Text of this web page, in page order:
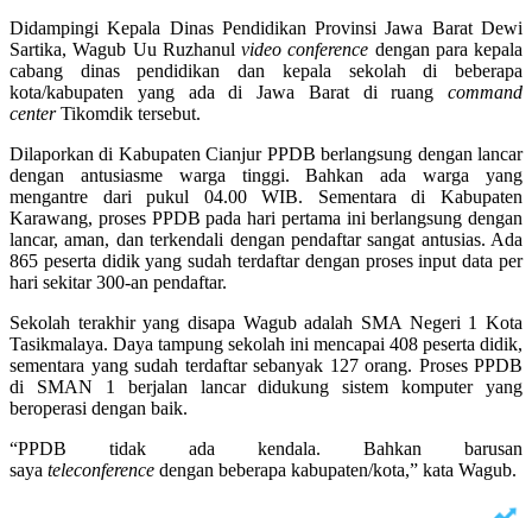
Didampingi Kepala Dinas Pendidikan Provinsi Jawa Barat Dewi
Sartika, Wagub Uu Ruzhanul video conference dengan para kepala
cabang dinas pendidikan dan kepala sekolah di beberapa
kota/kabupaten yang ada di Jawa Barat di ruang command
centerTikomdik tersebut.
Dilaporkan di Kabupaten Cianjur PPDB berlangsung dengan lancar
dengan antusiasme warga tinggi. Bahkan ada warga yang
mengantre dari pukul 04.00 WIB. Sementara di Kabupaten
Karawang, proses PPDB pada hari pertama ini berlangsung dengan
lancar, aman, dan terkendali dengan pendaftar sangat antusias. Ada
865 peserta didik yang sudah terdaftar dengan proses input data per
hari sekitar 300-an pendaftar.
Sekolah terakhir yang disapa Wagub adalah SMA Negeri 1 Kota
Tasikmalaya. Daya tampung sekolah ini mencapai 408 peserta didik,
sementara yang sudah terdaftar sebanyak 127 orang. Proses PPDB
di SMAN 1 berjalan lancar didukung sistem komputer yang
beroperasi dengan baik.
“PPDB tidak ada kendala. Bahkan barusan
saya teleconference dengan beberapa kabupaten/kota,” kata Wagub.